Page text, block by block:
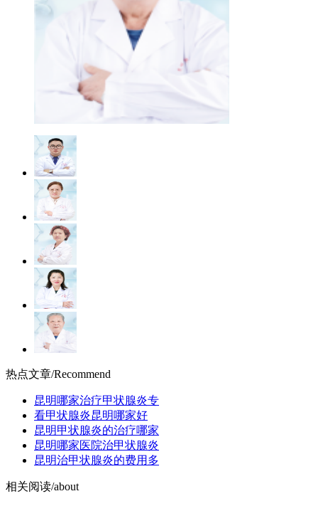
热点文章/Recommend
昆明哪家治疗甲状腺炎专
看甲状腺炎昆明哪家好
昆明甲状腺炎的治疗哪家
昆明哪家医院治甲状腺炎
昆明治甲状腺炎的费用多
相关阅读/about